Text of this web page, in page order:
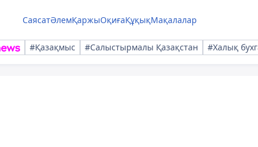
СаясатӘлемҚаржыОқиғаҚұқықМақалалар
#Қазақмыс #Салыстырмалы Қазақстан #Халық